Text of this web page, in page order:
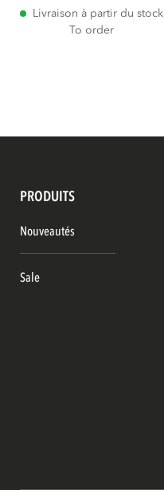
Livraison à partir du stock
To order
PRODUITS
Nouveautés
Sale